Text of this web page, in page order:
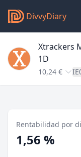
DivvyDiary
Xtrackers
1D
10,24 €
Rentabilidad por
1,56 %